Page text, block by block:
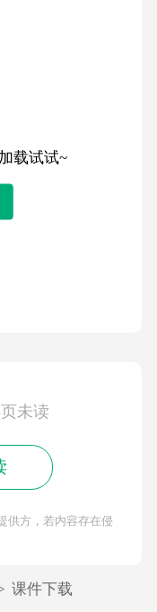
载试试~
未读
供方，若内容存在侵
课件下载